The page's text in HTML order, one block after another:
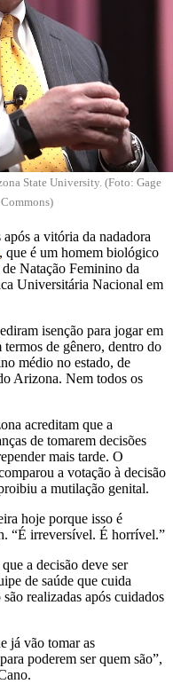
State University. (Foto: Gage
a vitória da nadadora
, que é um homem biológico
Natação Feminino da
Universitária Nacional em
isenção para jogar em
de gênero, dentro do
médio no estado, de
Arizona. Nem todos os
acreditam que a
de tomarem decisões
mais tarde. O
a votação à decisão
a mutilação genital.
hoje porque isso é
“É irreversível. É horrível.”
a decisão deve ser
de saúde que cuida
realizadas após cuidados
já vão tomar as
poderem ser quem são”,